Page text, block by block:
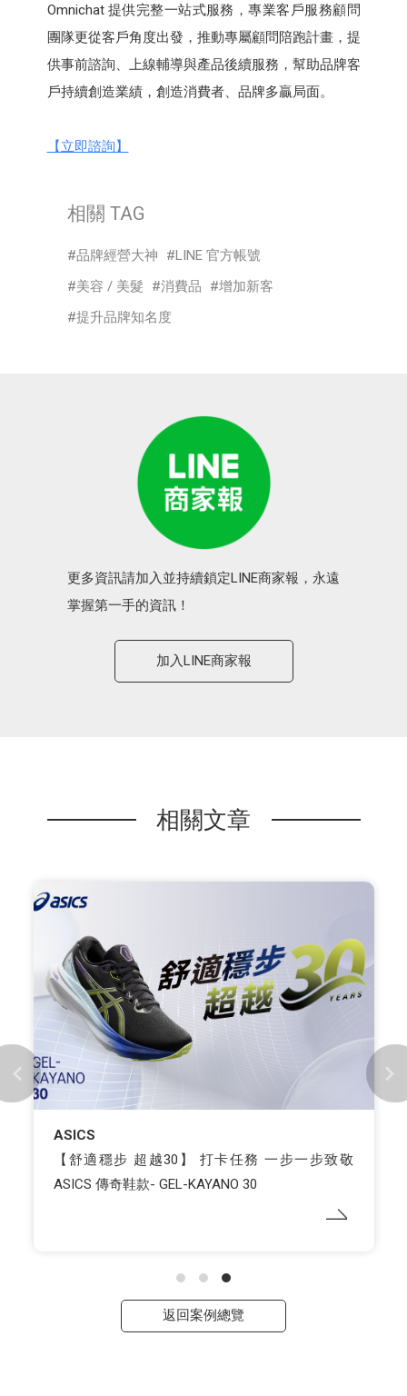
Omnichat 提供完整一站式服務，專業客戶服務顧問
團隊更從客戶角度出發，推動專屬顧問陪跑計畫，提
供事前諮詢、上線輔導與產品後續服務，幫助品牌客
戶持續創造業績，創造消費者、品牌多贏局面。
【立即諮詢】
相關 TAG
品牌經營大神
LINE 官方帳號
美容 / 美髮
消費品
增加新客
提升品牌知名度
更多資訊請加入並持續鎖定LINE商家報，永遠
掌握第一手的資訊！
加入LINE商家報
相關文章
ASICS
【舒適穩步 超越30】 打卡任務 一步一步致敬
ASICS 傳奇鞋款- GEL-KAYANO 30
返回案例總覽